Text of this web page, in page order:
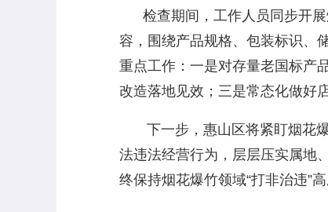
检查期间，工作人员同步开展
容，围绕产品规格、包装标识、
重点工作：一是对存量老国标产
改造落地见效；三是常态化做好
下一步，惠山区将紧盯烟花爆
法违法经营行为，层层压实属地
终保持烟花爆竹领域“打非治违”